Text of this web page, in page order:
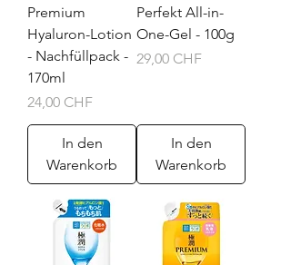
Premium
Hyaluron-Lotion
- Nachfüllpack -
170ml
Preis
24,00 CHF
In den
Warenkorb
Perfekt All-in-
One-Gel - 100g
Preis
29,00 CHF
In den
Warenkorb